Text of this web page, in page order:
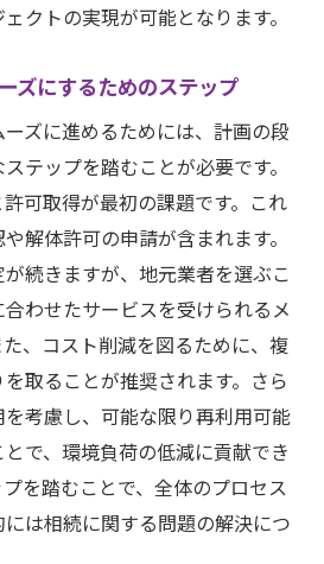
クトの実現が可能となります。
ズにするためのステップ
ズに進めるためには、計画の段
テップを踏むことが必要です。
可取得が最初の課題です。これ
解体許可の申請が含まれます。
続きますが、地元業者を選ぶこ
わせたサービスを受けられるメ
、コスト削減を図るために、複
取ることが推奨されます。さら
考慮し、可能な限り再利用可能
で、環境負荷の低減に貢献でき
を踏むことで、全体のプロセス
は相続に関する問題の解決につ